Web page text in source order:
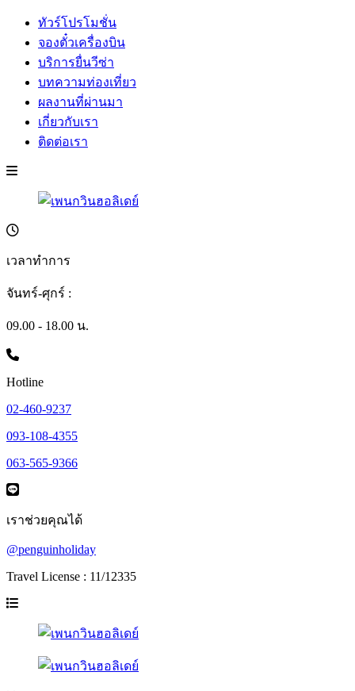
ทัวร์โปรโมชั่น
จองตั๋วเครื่องบิน
บริการยื่นวีซ่า
บทความท่องเที่ยว
ผลงานที่ผ่านมา
เกี่ยวกับเรา
ติดต่อเรา
เวลาทำการ
จันทร์-ศุกร์ :
09.00 - 18.00 น.
Hotline
02-460-9237
093-108-4355
063-565-9366
เราช่วยคุณได้
@penguinholiday
Travel License : 11/12335